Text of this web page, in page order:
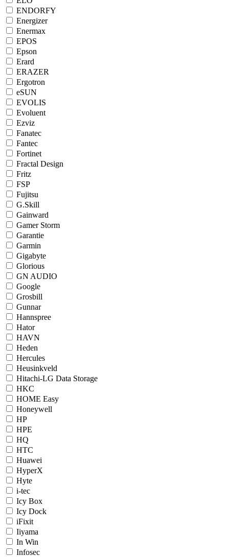
ENDORFY
Energizer
Enermax
EPOS
Epson
Erard
ERAZER
Ergotron
eSUN
EVOLIS
Evoluent
Ezviz
Fanatec
Fantec
Fortinet
Fractal Design
Fritz
FSP
Fujitsu
G.Skill
Gainward
Gamer Storm
Garantie
Garmin
Gigabyte
Glorious
GN AUDIO
Google
Grosbill
Gunnar
Hannspree
Hator
HAVN
Heden
Hercules
Heusinkveld
Hitachi-LG Data Storage
HKC
HOME Easy
Honeywell
HP
HPE
HQ
HTC
Huawei
HyperX
Hyte
i-tec
Icy Box
Icy Dock
iFixit
Iiyama
In Win
Infosec